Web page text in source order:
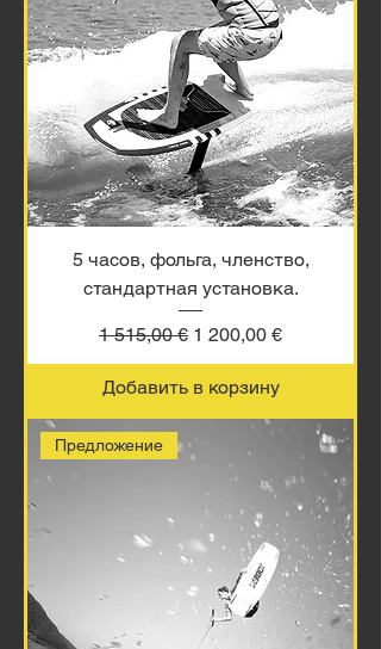
5 часов, фольга, членство,
стандартная установка.
Обычная цена
1 515,00 € Цена со скидкой
1 200,00 €
Добавить в корзину
Предложение